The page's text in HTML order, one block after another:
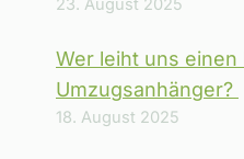
23. August 2025
Wer leiht uns einen
Umzugsanhänger?
18. August 2025